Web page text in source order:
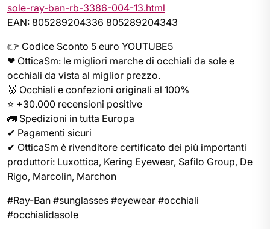
sole-ray-ban-rb-3386-004-13.html
EAN: 805289204336 805289204343
👉 Codice Sconto 5 euro YOUTUBE5
❤ OtticaSm: le migliori marche di occhiali da sole e
occhiali da vista al miglior prezzo.
🥇 Occhiali e confezioni originali al 100%
⭐ +30.000 recensioni positive
🚛 Spedizioni in tutta Europa
✔ Pagamenti sicuri
✔ OtticaSm è rivenditore certificato dei più importanti
produttori: Luxottica, Kering Eyewear, Safilo Group, De
Rigo, Marcolin, Marchon
#Ray-Ban #sunglasses #eyewear #occhiali
#occhialidasole